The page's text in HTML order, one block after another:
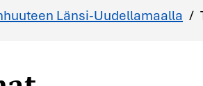
Länsi-Uudellamaalla /